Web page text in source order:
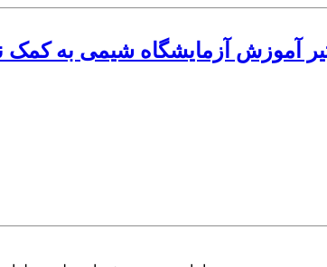
آموزش آزمایشگاه شیمی به